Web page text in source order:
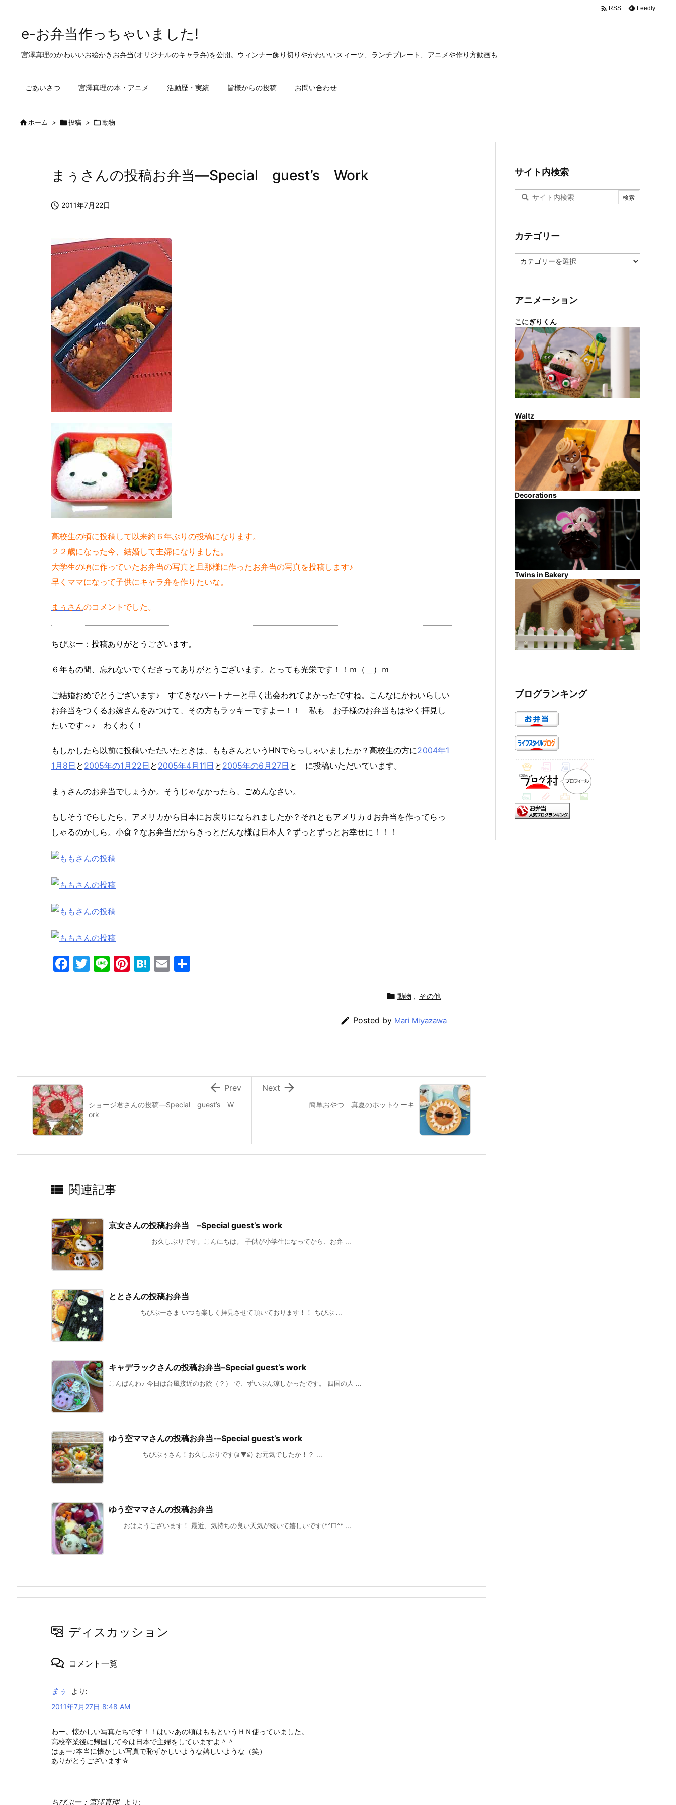
e-お弁当作っちゃいました!
宮澤真理のかわいいお絵かきお弁当(オリジナルのキャラ弁)を公開。ウィンナー飾り切りやかわいいスィーツ、ランチプレート、アニメや作り方動画も
ごあいさつ 宮澤真理の本・アニメ 活動歴・実績 皆様からの投稿 お問い合わせ
 RSS Feedly
ホーム > 投稿 > 動物
まぅさんの投稿お弁当—Special guest’s Work
 2011年7月22日
高校生の頃に投稿して以来約６年ぶりの投稿になります。
２２歳になった今、結婚して主婦になりました。
大学生の頃に作っていたお弁当の写真と旦那様に作ったお弁当の写真を投稿します♪
早くママになって子供にキャラ弁を作りたいな。
まぅさんのコメントでした。
ちびぶー：投稿ありがとうございます。
６年もの間、忘れないでくださってありがとうございます。とっても光栄です！！ｍ（＿）ｍ
ご結婚おめでとうございます♪ すてきなパートナーと早く出会われてよかったですね。こんなにかわいらしい
お弁当をつくるお嫁さんをみつけて、その方もラッキーですよー！！ 私も お子様のお弁当もはやく拝見し
たいです～♪ わくわく！
もしかしたら以前に投稿いただいたときは、ももさんというHNでらっしゃいましたか？ 高校生の方に2004年1
1月8日 と 2005年の1月22日 と 2005年4月11日 と 2005年の6月27日 と に投稿いただいています。
まぅさんのお弁当でしょうか。そうじゃなかったら、ごめんなさい。
もしそうでらしたら、アメリカから日本にお戻りになられましたか？それともアメリカｄお弁当を作ってらっ
しゃるのかしら。小食？なお弁当だからきっとだんな様は日本人？ずっとずっとお幸せに！！！
F
k
T
Li Pi H
E
 動物 , その他
 Posted by Mari Miyazawa
簡単おやつ 真夏のホットケーキ

Next
ショージ君さんの投稿—Special guest’s W
ork
 Prev
 関連記事
京女さんの投稿お弁当 –Special guest’s work
お久しぶりです。こんにちは。 子供が小学生になってから、お弁 ...
ととさんの投稿お弁当
ちびぶーさま いつも楽しく拝見させて頂いております！！ ちびぶ ...
キャデラックさんの投稿お弁当–Special guest’s work
こんばんわ♪ 今日は台風接近のお陰（？） で、ずいぶん涼しかったです。 四国の人 ...
ゆう空ママさんの投稿お弁当-–Special guest’s work
ちびぶぅさん！お久しぶりです(≧▼≦) お元気でしたか！？ ...
ゆう空ママさんの投稿お弁当
おはようございます！ 最近、気持ちの良い天気が続いて嬉しいです(*^□^* ...
ディスカッション
コメント一覧
まぅ
より:
2011年7月27日 8:48 AM
わー。懐かしい写真たちです！！はい♪あの頃はももというＨＮ使っていました。
高校卒業後に帰国して今は日本で主婦をしていますよ＾＾
はぁー♪本当に懐かしい写真で恥ずかしいような嬉しいような（笑）
ありがとうございます☆
ちびぶー：宮澤真理 より:
サイト内検索
カテゴリー
テ
ー
アニメーション
こにぎりくん
Waltz
Decorations
Twins in Bakery
ブログランキング